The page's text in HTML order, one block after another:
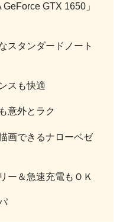
GTX 1650」
スタンダードノート
スも快適
意外とラク
画できるナローベゼ
ー＆急速充電もＯＫ